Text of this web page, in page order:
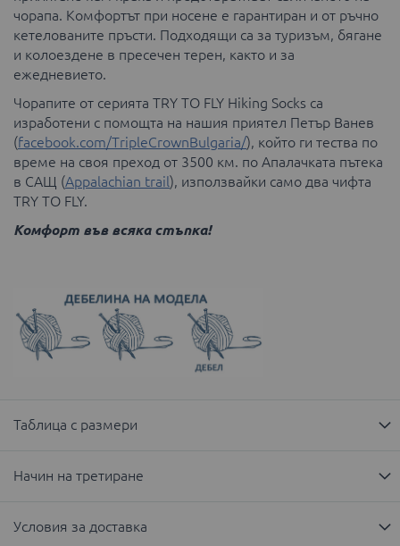
чорапа. Комфортът при носене е гарантиран и от ръчно
кетелованите пръсти. Подходящи са за туризъм, бягане
и колоездене в пресечен терен, както и за
ежедневието.
Чорапите от серията TRY TO FLY Hiking Socks са
изработени с помощта на нашия приятел Петър Ванев
(facebook.com/TripleCrownBulgaria/), който ги тества по
време на своя преход от 3500 км. по Апалачката пътека
в САЩ (Appalachian trail), използвайки само два чифта
TRY TO FLY.
Комфорт във всяка стъпка!
Таблица с размери
Начин на третиране
Условия за доставка